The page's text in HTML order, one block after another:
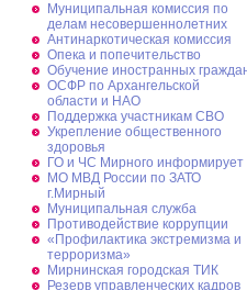
Муниципальная комиссия по
делам несовершеннолетних
Антинаркотическая комиссия
Опека и попечительство
Обучение иностранных
ОСФР по Архангельской
области и НАО
Поддержка участникам СВО
Укрепление общественного
здоровья
ГО и ЧС Мирного информирует
МО МВД России по ЗАТО
г.Мирный
Муниципальная cлужба
Противодействие коррупции
«Профилактика экстремизма и
терроризма»
Мирнинская городская ТИК
Резерв управленческих кадров